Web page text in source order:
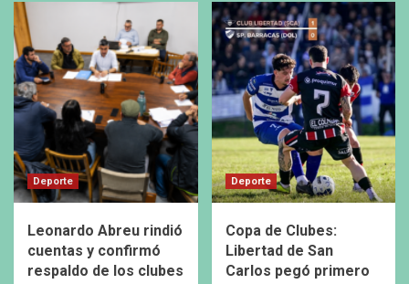
Deporte
Leonardo Abreu rindió
cuentas y confirmó
respaldo de los clubes
Deporte
Copa de Clubes:
Libertad de San
Carlos pegó primero